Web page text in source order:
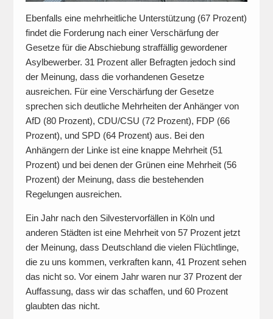
Ebenfalls eine mehrheitliche Unterstützung (67 Prozent)
findet die Forderung nach einer Verschärfung der
Gesetze für die Abschiebung straffällig gewordener
Asylbewerber. 31 Prozent aller Befragten jedoch sind
der Meinung, dass die vorhandenen Gesetze
ausreichen. Für eine Verschärfung der Gesetze
sprechen sich deutliche Mehrheiten der Anhänger von
AfD (80 Prozent), CDU/CSU (72 Prozent), FDP (66
Prozent), und SPD (64 Prozent) aus. Bei den
Anhängern der Linke ist eine knappe Mehrheit (51
Prozent) und bei denen der Grünen eine Mehrheit (56
Prozent) der Meinung, dass die bestehenden
Regelungen ausreichen.
Ein Jahr nach den Silvestervorfällen in Köln und
anderen Städten ist eine Mehrheit von 57 Prozent jetzt
der Meinung, dass Deutschland die vielen Flüchtlinge,
die zu uns kommen, verkraften kann, 41 Prozent sehen
das nicht so. Vor einem Jahr waren nur 37 Prozent der
Auffassung, dass wir das schaffen, und 60 Prozent
glaubten das nicht.